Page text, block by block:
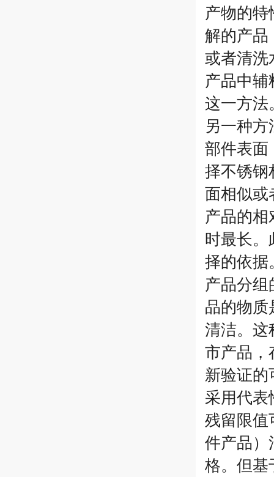
产物的
解的产品
或者清洗
产品中
这一方法
另一种
部件表面
择不锈钢
面相似或
产品的
时最长。
择的依据
产品分
品的物质
清洁。这
市产品，
新验证的
采用代表
残留限值
件产品）
格。但基